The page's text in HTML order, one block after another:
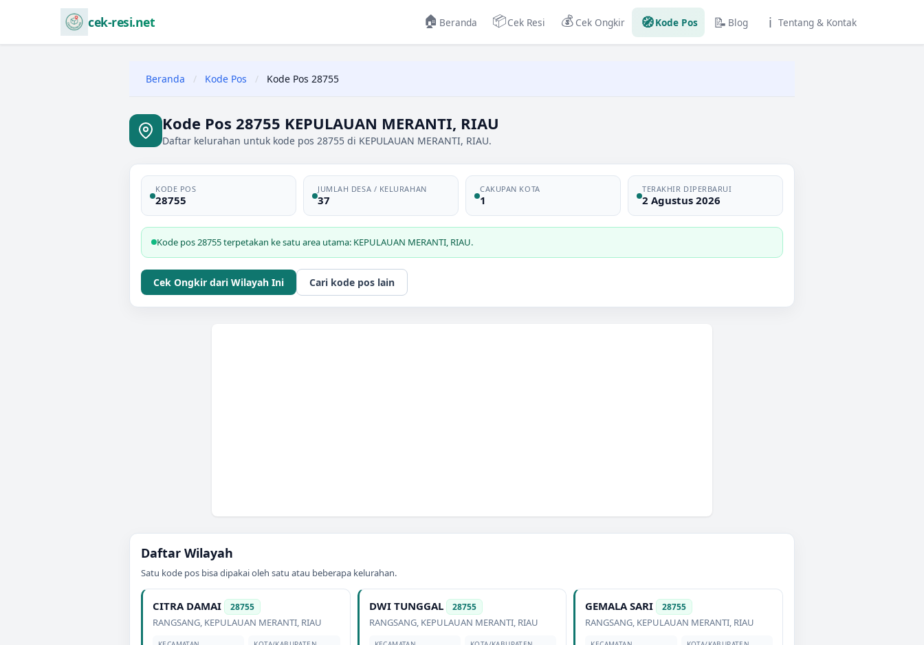
cek-resi.net 🏠 Beranda 📦Cek Resi 💰 Cek Ongkir 🧭Kode Pos 📝 Blog ℹ️ Tentang & Kontak
Beranda / Kode Pos / Kode Pos 28755
Kode Pos 28755 KEPULAUAN MERANTI, RIAU
Daftar kelurahan untuk kode pos 28755 di KEPULAUAN MERANTI, RIAU.
KODE POS
28755
JUMLAH DESA / KELURAHAN
37
CAKUPAN KOTA
1
TERAKHIR DIPERBARUI
2 Agustus 2026
Kode pos 28755 terpetakan ke satu area utama: KEPULAUAN MERANTI, RIAU.
Cek Ongkir dari Wilayah Ini Cari kode pos lain
Daftar Wilayah
Satu kode pos bisa dipakai oleh satu atau beberapa kelurahan.
CITRA DAMAI 28755
RANGSANG, KEPULAUAN MERANTI, RIAU
DWI TUNGGAL 28755
RANGSANG, KEPULAUAN MERANTI, RIAU
GEMALA SARI 28755
RANGSANG, KEPULAUAN MERANTI, RIAU